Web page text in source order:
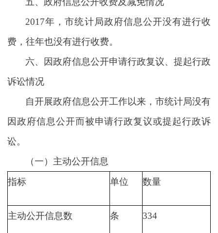
2017年，市统计局政府信息公开没有进行收
费，往年也没有进行收费。
六、因政府信息公开申请行政复议、提起行政
诉讼情况
自开展政府信息公开工作以来，市统计局没有
因政府信息公开而被申请行政复议或提起行政诉
讼。
（一）主动公开信息
指标
单位 数量
主动公开信息数 条 334